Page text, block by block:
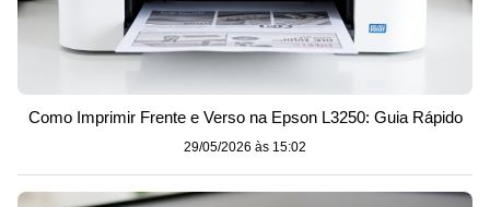
Como Imprimir Frente e Verso na Epson L3250: Guia Rápido
29/05/2026 às 15:02